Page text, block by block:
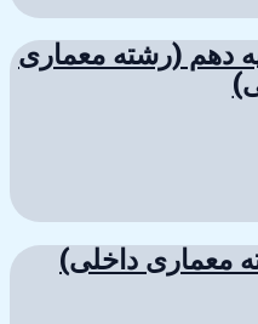
دهم (رشته معماری
معماری داخلی)